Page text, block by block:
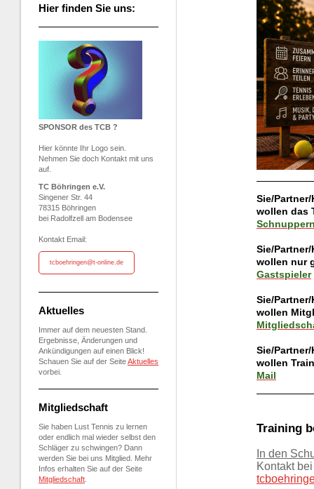
Sie/
wollen das
Sie/
wollen nur
Gastspieler
Sie/
wollen
Sie/
wollen
Mail
Training
In den
Kontakt
Hier finden Sie uns:
SPONSOR des TCB ?
Hier könnte Ihr Logo sein.
Nehmen Sie doch Kontakt mit uns
auf.
TC Böhringen e.V.
Singener Str. 44
78315 Böhringen
bei Radolfzell am Bodensee
Kontakt Email:
tcboehringen@t-online.de
Aktuelles
Immer auf dem neuesten Stand.
Ergebnisse, Änderungen und
Ankündigungen auf einen Blick!
Schauen Sie auf der SeiteAktuelles
vorbei.
Mitgliedschaft
Sie haben Lust Tennis zu lernen
oder endlich mal wieder selbst den
Schläger zu schwingen? Dann
werden Sie bei uns Mitglied. Mehr
Infos erhalten Sie auf der Seite
Mitgliedschaft